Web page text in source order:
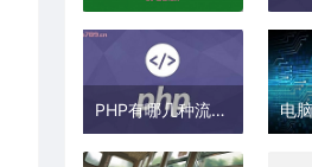
PHP有哪几种流程结构